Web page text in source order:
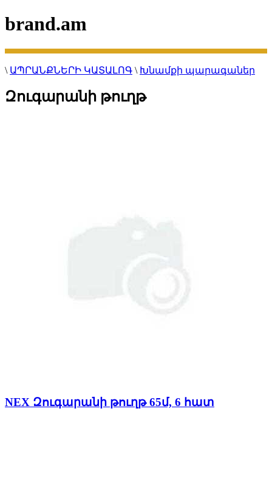
brand.am
\ ԱՊՐԱՆՔՆԵՐԻ ԿԱՏԱԼՈԳ \ Խնամքի պարագաներ
Զուգարանի թուղթ
NEX Զուգարանի թուղթ 65մ, 6 հատ